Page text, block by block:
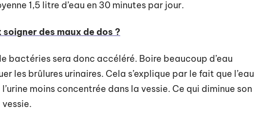
1,5 litre d’eau en 30 minutes par jour.
soigner des maux de dos ?
bactéries sera donc accéléré. Boire beaucoup d’eau
les brûlures urinaires. Cela s’explique par le fait que l’eau
moins concentrée dans la vessie. Ce qui diminue son